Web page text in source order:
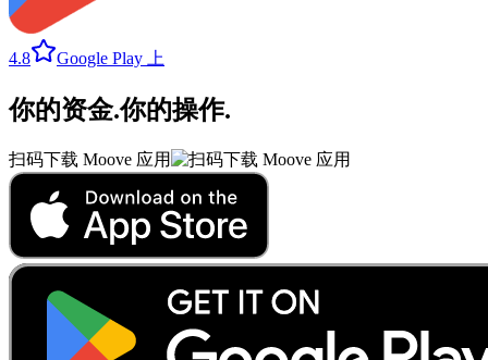
4.8 Google Play 上
你的资金.你的操作.
扫码下载 Moove 应用